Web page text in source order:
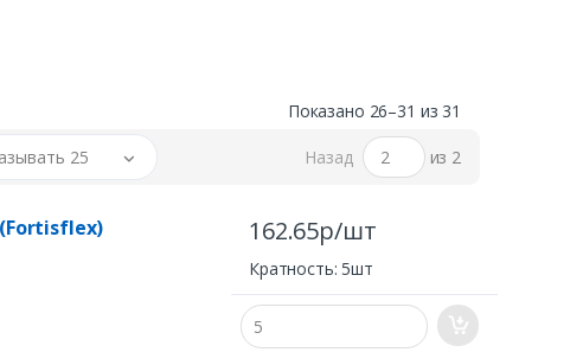
Показано 26–31 из 31
25 Назад из 2
(Fortisflex) 162.65р/шт
Кратность: 5шт